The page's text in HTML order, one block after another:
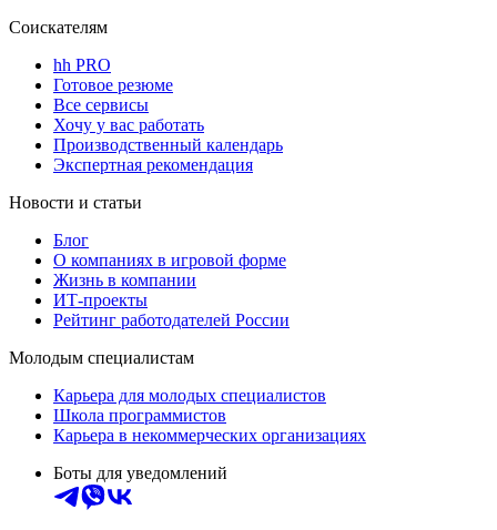
Соискателям
hh PRO
Готовое резюме
Все сервисы
Хочу у вас работать
Производственный календарь
Экспертная рекомендация
Новости и статьи
Блог
О компаниях в игровой форме
Жизнь в компании
ИТ-проекты
Рейтинг работодателей России
Молодым специалистам
Карьера для молодых специалистов
Школа программистов
Карьера в некоммерческих организациях
Боты для уведомлений